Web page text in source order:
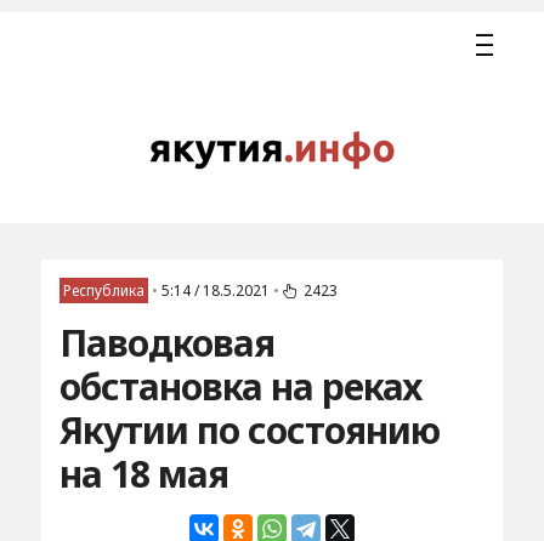
Республика • 5:14 / 18.5.2021 • 2423
Паводковая
обстановка на реках
Якутии по состоянию
на 18 мая